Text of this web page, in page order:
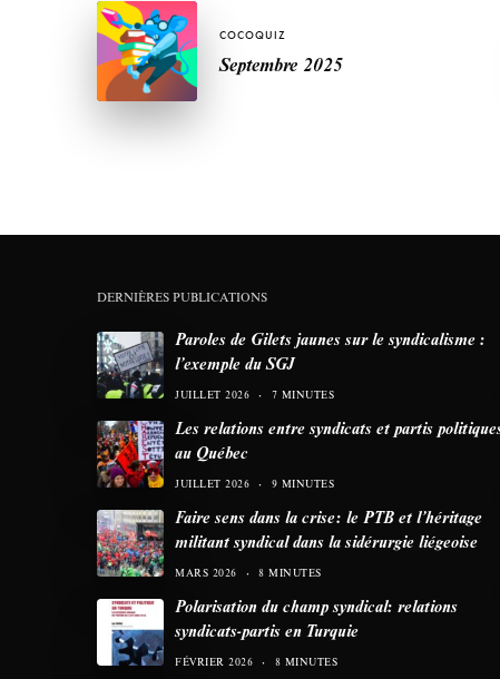
COCOQUIZ
Septembre 2025
DERNIÈRES PUBLICATIONS
Paroles de Gilets jaunes sur le syndicalisme :
l’exemple du SGJ
JUILLET 2026 7 MINUTES
Les relations entre syndicats et partis
au Québec
JUILLET 2026 9 MINUTES
Faire sens dans la crise: le PTB et l’héritage
militant syndical dans la sidérurgie liégeoise
MARS 2026 8 MINUTES
Polarisation du champ syndical: relations
syndicats-partis en Turquie
FÉVRIER 2026 8 MINUTES